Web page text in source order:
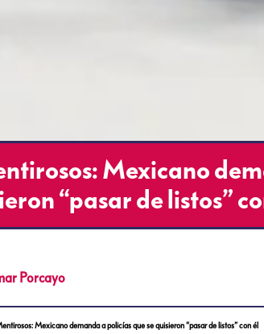
Mexicano
“pasar de listos”
Porcayo
Mexicano demanda a policías que se quisieron “pasar de listos” con él